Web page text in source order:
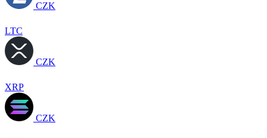
CZK
LTC
CZK
XRP
CZK